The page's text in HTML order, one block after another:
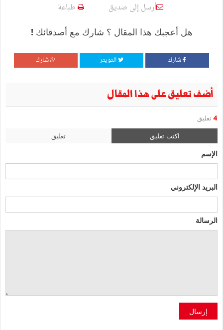
أرسل إلى صديق طباعة
هل أعجبك هذا المقال ؟ شارك مع أصدقائك !
شارك التويتر شارك
أضف تعليق على هذا المقال
4 تعليق
اكتب تعليق تعليق
الإسم
البريد الإلكتروني
الرسالة
إرسال